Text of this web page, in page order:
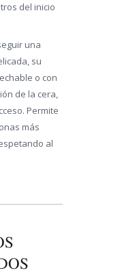
del inicio
una
su
o con
de la cera,
Permite
más
al